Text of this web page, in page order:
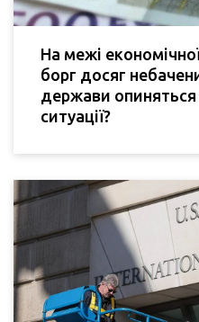
На межі
борг досяг
держави опиняться
ситуації?